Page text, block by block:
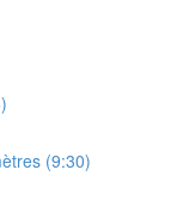
(9:30)